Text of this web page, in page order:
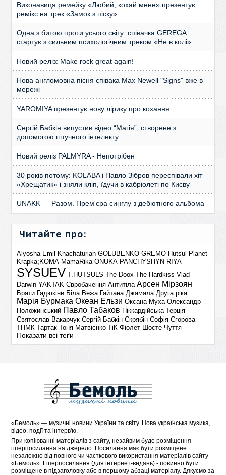
Виконавиця ремейку «Любий, кохай мене» презентує
ремікс на трек «Замок з піску»
Одна з битою проти усього світу: співачка GEREGA
стартує з сильним психологічним треком «Не в колі»
Новий реліз: Make rock great again!
Нова англомовна пісня співака Max Newell "Signs" вже в
мережі
YAROMIYA презентує нову лірику про кохання
Сергій Бабкін випустив відео “Магія”, створене з
допомогою штучного інтелекту
Новий реліз PALMYRA - Непотрібен
30 років потому: KOLABA і Павло Зібров переспівали хіт
«Хрещатик» і зняли кліп, їдучи в кабріолеті по Києву
UNAKK — Разом. Прем'єра синглу з дебютного альбома
Читайте про:
Alyosha Emil Khachaturian GOLUBENKO GREMO Hutsul Planet
Krapka;KOMA MamaRika ONUKA PANCHYSHYN RIYA
SYSUEV T.HUTSULS The Doox The Hardkiss Vlad
Darwin YAKTAK Євробачення Антитіла Арсен Мірзоян
Брати Гадюкіни Біла Вежа Гайтана Джамала Друга ріка
Марія Бурмака Океан Ельзи Оксана Муха Олександр
Положинський Павло Табаков Піккардійська Терція
Святослав Вакарчук Сергій Бабкін Скрябін Софія Єгорова
ТНМК Тартак Тоня Матвієнко ТіК Фіолет Шосте Чуття
Показати всі теґи
« Бемоль» — музичні новини України та світу. Нова українська музика,
відео, події та інтерв'ю.
При копіюванні матеріалів з сайту, незайвим буде розміщення
гіперпосилання на джерело. Посилання має бути розміщене
незалежно від повного чи часткового використання матеріалів сайту
«Бемоль». Гіперпосилання (для інтернет-видань) - повинно бути
розміщене в підзаголовку або в першому абзаці матеріалу. Дякуємо за